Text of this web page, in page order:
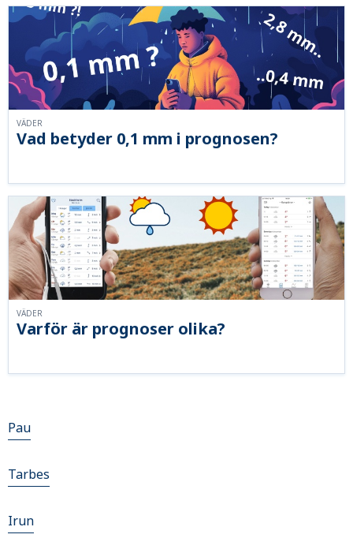
Vad betyder 0,1 mm i prognosen?
VÄDER
Varför är prognoser olika?
VÄDER
Pau
Tarbes
Irun